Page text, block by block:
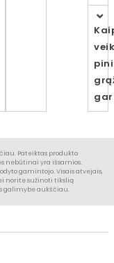
Pateiktas produkto
nebūtinai yra išsamios.
gamintojo. Visais atvejais,
norite sužinoti tikslią
galimybe aukščiau.